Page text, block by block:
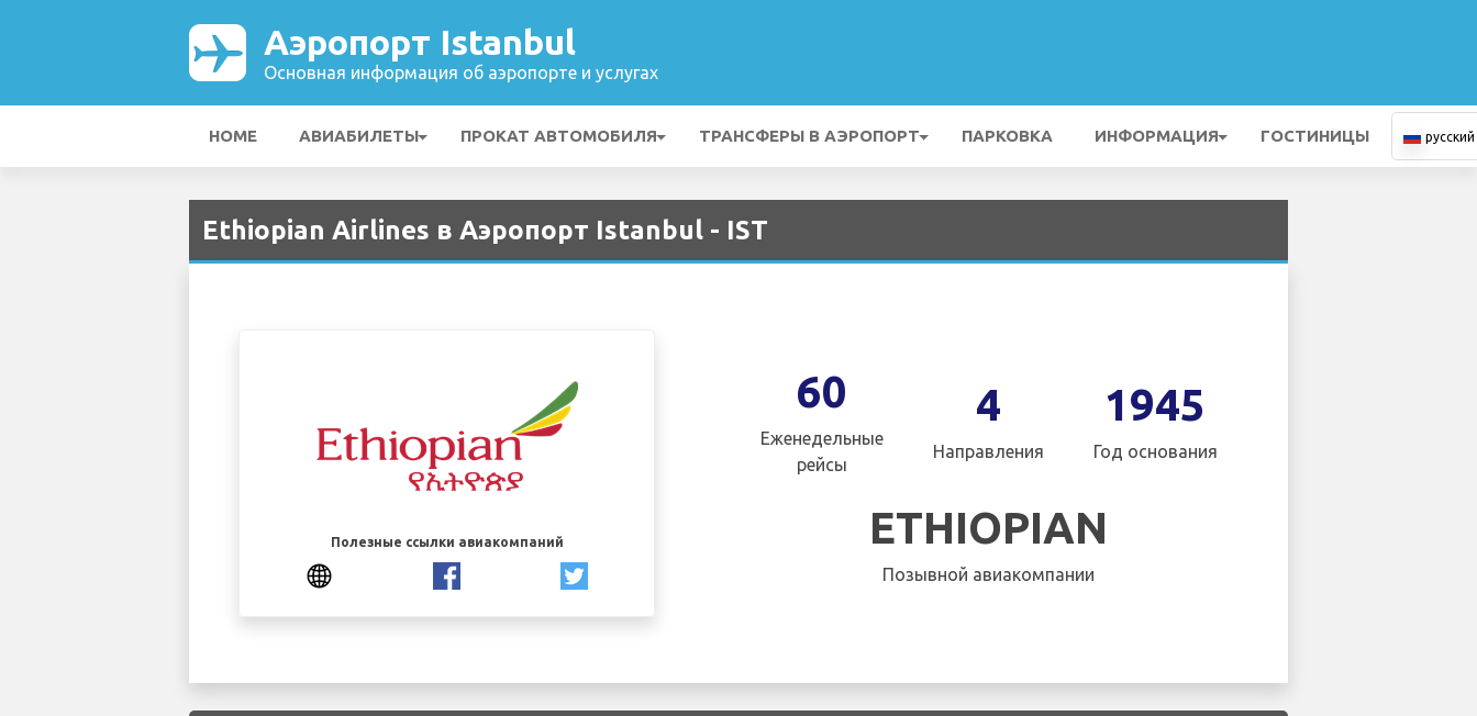
Аэропорт Istanbul
Основная информация об аэропорте и услугах
HOME АВИАБИЛЕТЫ ПРОКАТ АВТОМОБИЛЯ ТРАНСФЕРЫ В АЭРОПОРТ ПАРКОВКА ИНФОРМАЦИЯ ГОСТИНИЦЫ русский
Ethiopian Airlines в Аэропорт Istanbul - IST
Полезные ссылки авиакомпаний
60
Еженедельные
рейсы
4
Направления
1945
Год основания
ETHIOPIAN
Позывной авиакомпании